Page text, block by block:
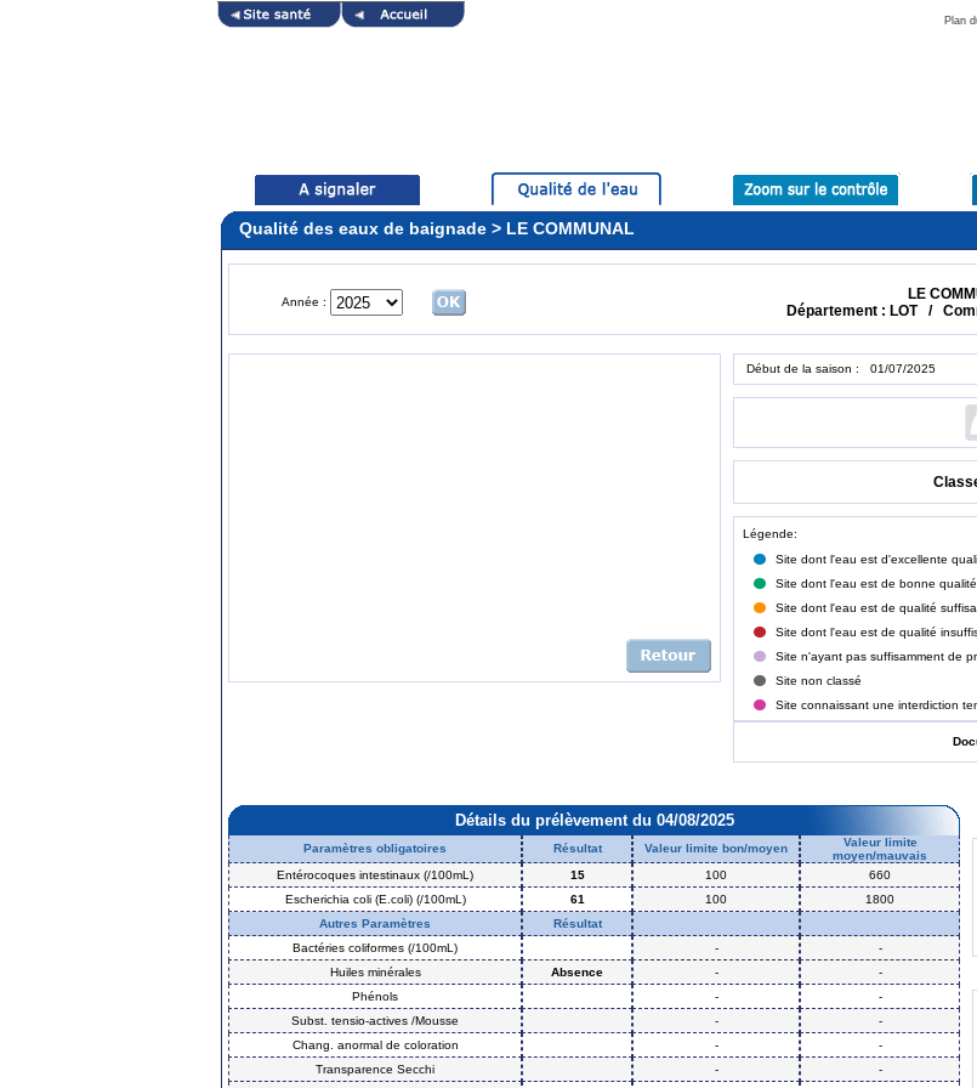
Plan
Qualité des eaux de baignade > LE COMMUNAL
Année :
LE
Département : LOT /
Début de la saison : 01/07/2025
Légende:
Site dont l'eau est d'excellente
Site dont l'eau est de bonne qualité
Site dont l'eau est de qualité
Site dont l'eau est de qualité
Site n'ayant pas suffisamment de
Site non classé
Site connaissant une interdiction
Détails du prélèvement du 04/08/2025
Paramètres obligatoires Résultat Valeur limite bon/moyen
Valeur limite
moyen/mauvais
Entérocoques intestinaux (/100mL)
15 100
660
Escherichia coli (E.coli) (/100mL)
61 100
1800
Autres Paramètres
Résultat
Bactéries coliformes (/100mL)
-
-
Huiles minérales
Absence -
-
Phénols
-
-
Subst. tensio-actives /Mousse
-
-
Chang. anormal de coloration
-
-
Transparence Secchi
-
-